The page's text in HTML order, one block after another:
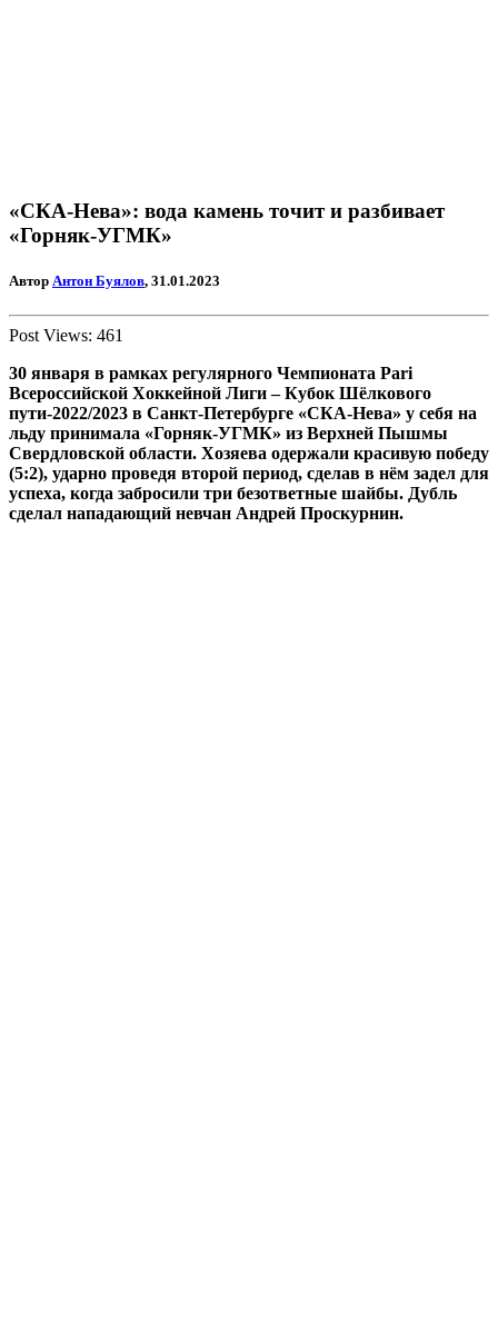
«СКА-Нева»: вода камень точит и разбивает
«Горняк-УГМК»
Автор Антон Буялов, 31.01.2023
Post Views: 461
30 января в рамках регулярного Чемпионата Pari
Всероссийской Хоккейной Лиги – Кубок Шёлкового
пути-2022/2023 в Санкт-Петербурге «СКА-Нева» у себя на
льду принимала «Горняк-УГМК» из Верхней Пышмы
Свердловской области. Хозяева одержали красивую победу
(5:2), ударно проведя второй период, сделав в нём задел для
успеха, когда забросили три безответные шайбы. Дубль
сделал нападающий невчан Андрей Проскурнин.